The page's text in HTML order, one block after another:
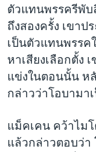
ตัวแทนพรรครีพับ
ถึงสองครั้ง เขาป
เป็นตัวแทนพรรค
หาเสียงเลือกตั้ง
แข่งในตอนนั้น ห
กล่าวว่าโอบามา
แม็คเคน คว้าไม
แล้วกล่าวตอบว่า